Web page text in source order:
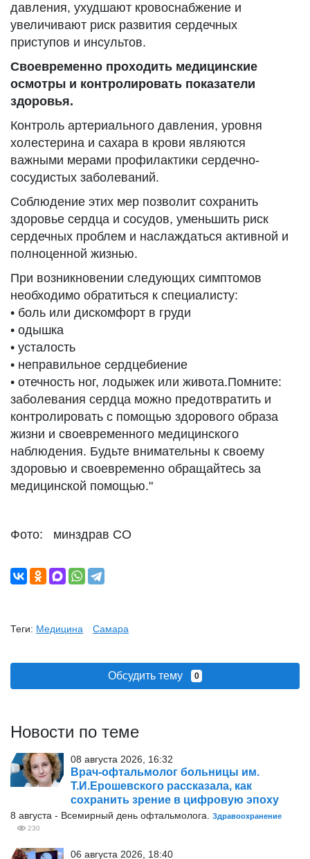
давления, ухудшают кровоснабжение и
увеличивают риск развития сердечных
приступов и инсультов.
Своевременно проходить медицинские
осмотры и контролировать показатели
здоровья.
Контроль артериального давления, уровня
холестерина и сахара в крови являются
важными мерами профилактики сердечно-
сосудистых заболеваний.
Соблюдение этих мер позволит сохранить
здоровье сердца и сосудов, уменьшить риск
сердечных проблем и наслаждаться активной и
полноценной жизнью.
При возникновении следующих симптомов
необходимо обратиться к специалисту:
• боль или дискомфорт в груди
• одышка
• усталость
• неправильное сердцебиение
• отечность ног, лодыжек или живота.Помните:
заболевания сердца можно предотвратить и
контролировать с помощью здорового образа
жизни и своевременного медицинского
наблюдения. Будьте внимательны к своему
здоровью и своевременно обращайтесь за
медицинской помощью."
Фото: минздрав СО
Теги: Медицина Самара
Обсудить тему 0
Новости по теме
08 августа 2026, 16:32
Врач-офтальмолог больницы им.
Т.И.Ерошевского рассказала, как
сохранить зрение в цифровую эпоху
8 августа - Всемирный день офтальмолога. Здравоохранение
230
06 августа 2026, 18:40